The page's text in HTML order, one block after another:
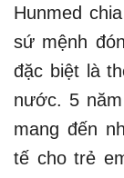
Hunmed
sứ mệnh
đặc biệt là
nước. 5
mang đến
tế cho trẻ